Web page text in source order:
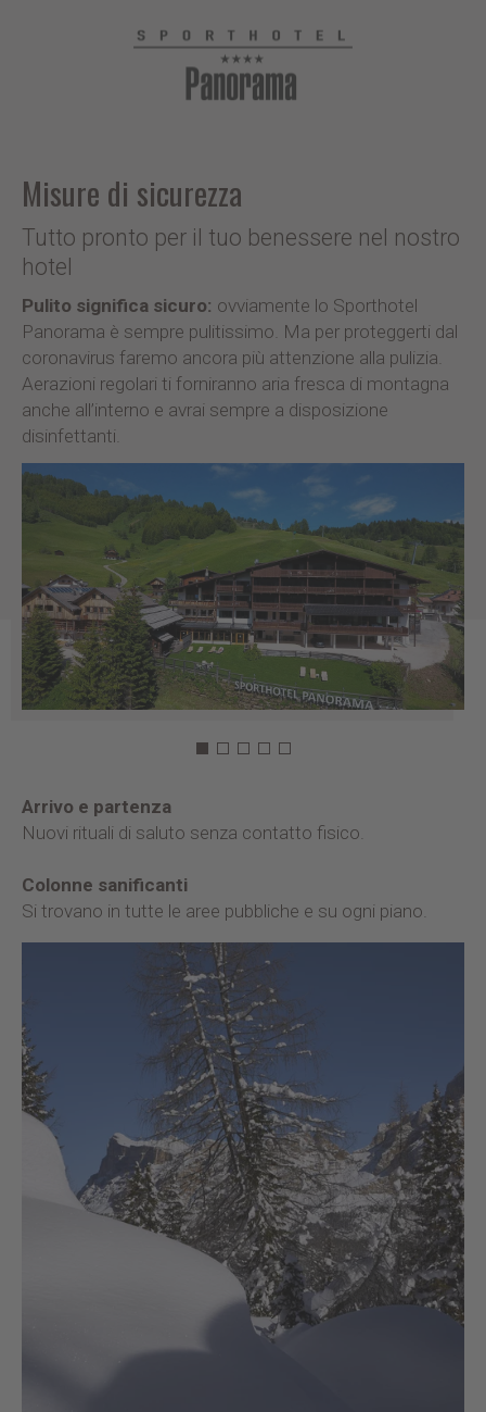
Misure di sicurezza
Tutto pronto per il tuo benessere nel nostro
hotel
Pulito significa sicuro: ovviamente lo Sporthotel
Panorama è sempre pulitissimo. Ma per proteggerti dal
coronavirus faremo ancora più attenzione alla pulizia.
Aerazioni regolari ti forniranno aria fresca di montagna
anche all’interno e avrai sempre a disposizione
disinfettanti.
Arrivo e partenza
Nuovi rituali di saluto senza contatto fisico.
Colonne sanificanti
Si trovano in tutte le aree pubbliche e su ogni piano.